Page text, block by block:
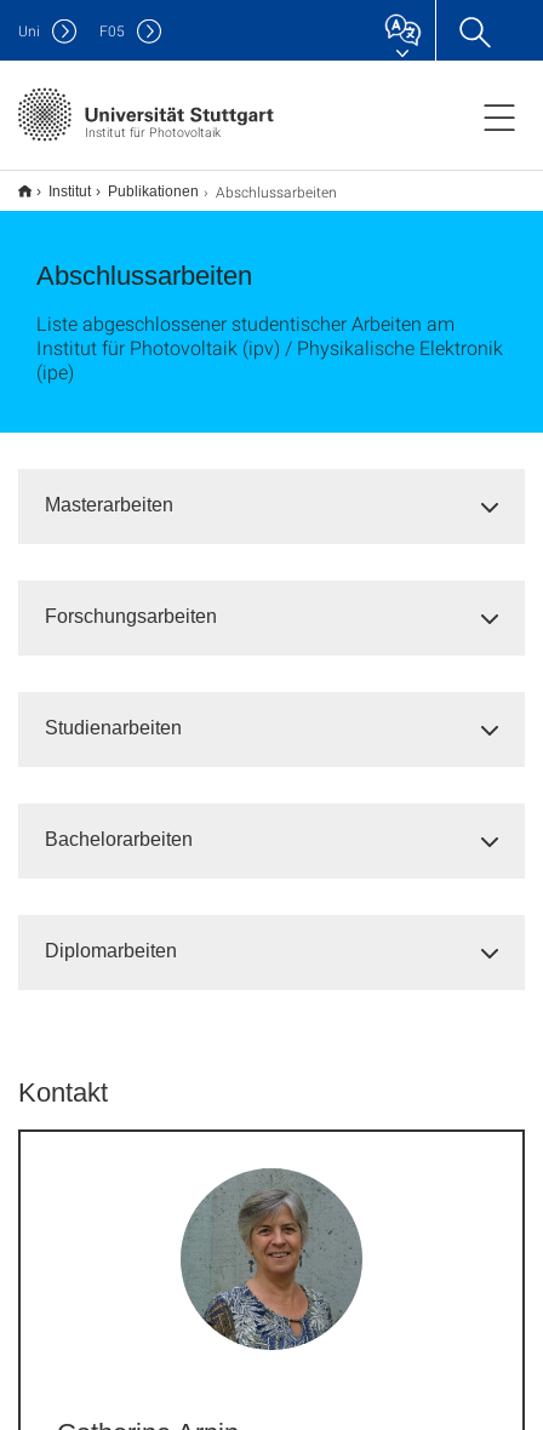
Institut für Photovoltaik
Uni F05
Institut Publikationen Abschlussarbeiten
Abschlussarbeiten
Liste abgeschlossener studentischer Arbeiten am
Institut für Photovoltaik (ipv) / Physikalische Elektronik
(ipe)
Masterarbeiten
Forschungsarbeiten
Studienarbeiten
Bachelorarbeiten
Diplomarbeiten
Kontakt